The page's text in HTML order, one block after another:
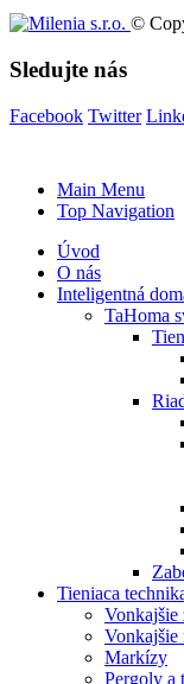
©
Sledujte nás
Facebook Twitter
Main Menu
Top Navigation
Úvod
O nás
Inteligentná
TaHoma
Tieniaca
Vonkajšie
Vonkajšie
Markízy
Pergoly a